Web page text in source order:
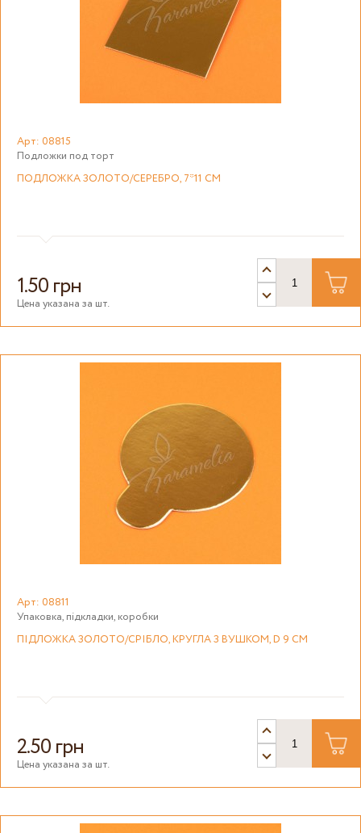
Арт: 08815
Подложки под торт
ПОДЛОЖКА ЗОЛОТО/СЕРЕБРО, 7*11 СМ
1.50 грн
Цена указана за шт.
Арт: 08811
Упаковка, підкладки, коробки
ПІДЛОЖКА ЗОЛОТО/СРІБЛО, КРУГЛА З ВУШКОМ, D 9 СМ
2.50 грн
Цена указана за шт.